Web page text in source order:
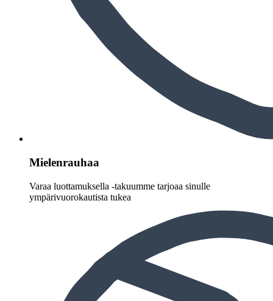
Mielenrauhaa
Varaa luottamuksella -takuumme tarjoaa sinulle
ympärivuorokautista tukea